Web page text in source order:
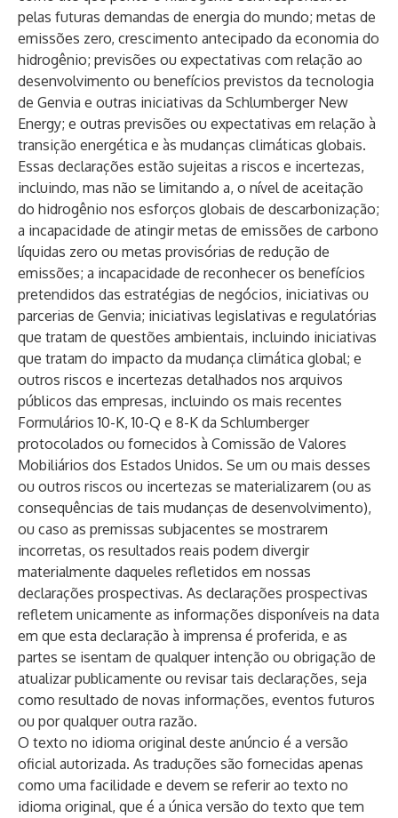
pelas futuras demandas de energia do mundo; metas de
emissões zero, crescimento antecipado da economia do
hidrogênio; previsões ou expectativas com relação ao
desenvolvimento ou benefícios previstos da tecnologia
de Genvia e outras iniciativas da Schlumberger New
Energy; e outras previsões ou expectativas em relação à
transição energética e às mudanças climáticas globais.
Essas declarações estão sujeitas a riscos e incertezas,
incluindo, mas não se limitando a, o nível de aceitação
do hidrogênio nos esforços globais de descarbonização;
a incapacidade de atingir metas de emissões de carbono
líquidas zero ou metas provisórias de redução de
emissões; a incapacidade de reconhecer os benefícios
pretendidos das estratégias de negócios, iniciativas ou
parcerias de Genvia; iniciativas legislativas e regulatórias
que tratam de questões ambientais, incluindo iniciativas
que tratam do impacto da mudança climática global; e
outros riscos e incertezas detalhados nos arquivos
públicos das empresas, incluindo os mais recentes
Formulários 10-K, 10-Q e 8-K da Schlumberger
protocolados ou fornecidos à Comissão de Valores
Mobiliários dos Estados Unidos. Se um ou mais desses
ou outros riscos ou incertezas se materializarem (ou as
consequências de tais mudanças de desenvolvimento),
ou caso as premissas subjacentes se mostrarem
incorretas, os resultados reais podem divergir
materialmente daqueles refletidos em nossas
declarações prospectivas. As declarações prospectivas
refletem unicamente as informações disponíveis na data
em que esta declaração à imprensa é proferida, e as
partes se isentam de qualquer intenção ou obrigação de
atualizar publicamente ou revisar tais declarações, seja
como resultado de novas informações, eventos futuros
ou por qualquer outra razão.
O texto no idioma original deste anúncio é a versão
oficial autorizada. As traduções são fornecidas apenas
como uma facilidade e devem se referir ao texto no
idioma original, que é a única versão do texto que tem